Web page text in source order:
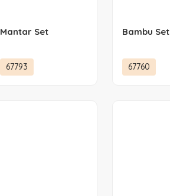
Mantar Set
67793
Bambu Set
67760